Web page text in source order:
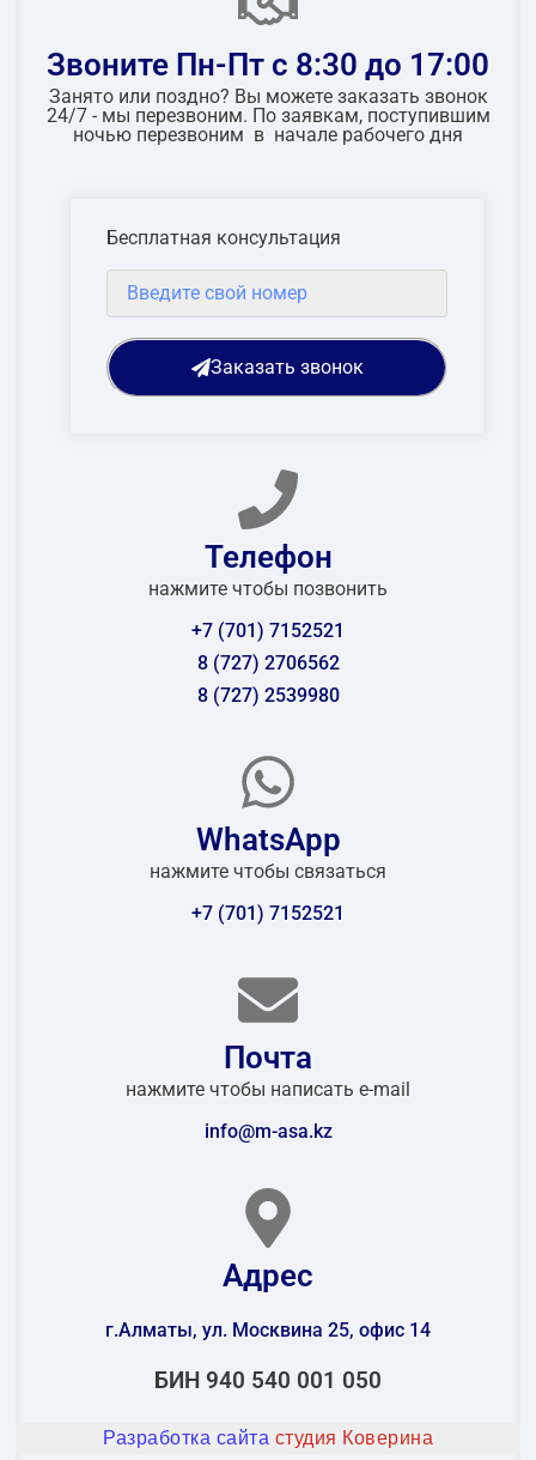
Звоните Пн-Пт с 8:30 до 17:00
Занято или поздно? Вы можете заказать звонок
24/7 - мы перезвоним. По заявкам, поступившим
ночью перезвоним в начале рабочего дня
Бесплатная консультация
Заказать звонок
Телефон
нажмите чтобы позвонить
+7 (701) 7152521
8 (727) 2706562
8 (727) 2539980
WhatsApp
нажмите чтобы связаться
+7 (701) 7152521
Почта
нажмите чтобы написать e-mail
info@m-asa.kz
Адрес
г.Алматы, ул. Москвина 25, офис 14
БИН 940 540 001 050
Разработка сайта студия Коверина